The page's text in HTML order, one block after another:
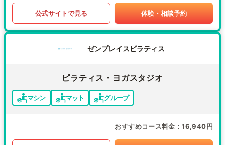
公式サイトで見る 体験・相談予約
ゼンプレイスピラティス
ピラティス・ヨガスタジオ
マシン マット グループ
おすすめコース料金 16,940円